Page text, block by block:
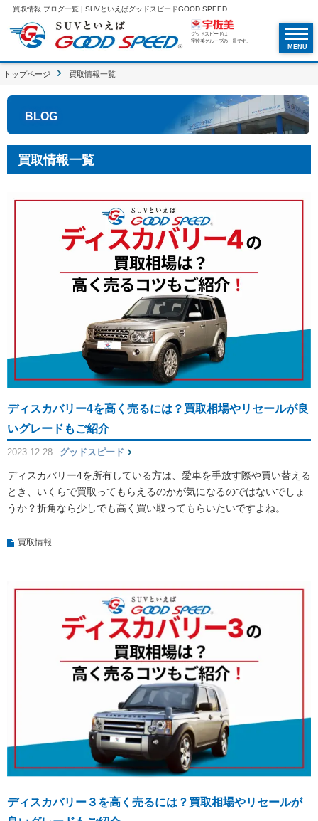
買取情報 ブログ一覧 | SUVといえばグッドスピードGOOD SPEED
グッドスピードは
宇佐美グループの一員です。
MENU
トップページ 買取情報一覧
BLOG
買取情報一覧
ディスカバリー4を高く売るには？買取相場やリセールが良
いグレードもご紹介
2023.12.28 グッドスピード
ディスカバリー4を所有している方は、愛車を手放す際や買い替える
とき、いくらで買取ってもらえるのかが気になるのではないでしょ
うか？折角なら少しでも高く買い取ってもらいたいですよね。
買取情報
ディスカバリー３を高く売るには？買取相場やリセールが